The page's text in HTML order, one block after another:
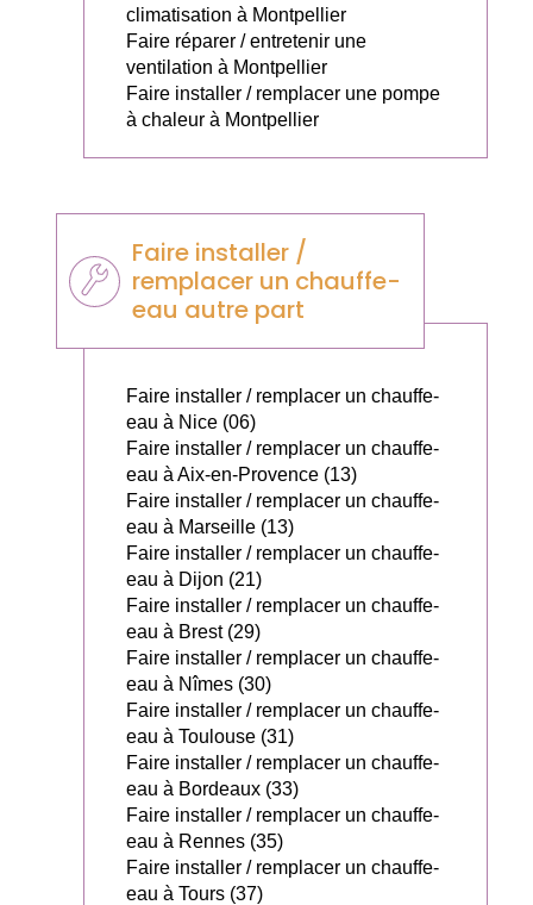
climatisation à Montpellier
Faire réparer / entretenir une
ventilation à Montpellier
Faire installer / remplacer une pompe
à chaleur à Montpellier
Faire installer /
remplacer un chauffe-
eau autre part
Faire installer / remplacer un chauffe-
eau à Nice (06)
Faire installer / remplacer un chauffe-
eau à Aix-en-Provence (13)
Faire installer / remplacer un chauffe-
eau à Marseille (13)
Faire installer / remplacer un chauffe-
eau à Dijon (21)
Faire installer / remplacer un chauffe-
eau à Brest (29)
Faire installer / remplacer un chauffe-
eau à Nîmes (30)
Faire installer / remplacer un chauffe-
eau à Toulouse (31)
Faire installer / remplacer un chauffe-
eau à Bordeaux (33)
Faire installer / remplacer un chauffe-
eau à Rennes (35)
Faire installer / remplacer un chauffe-
eau à Tours (37)